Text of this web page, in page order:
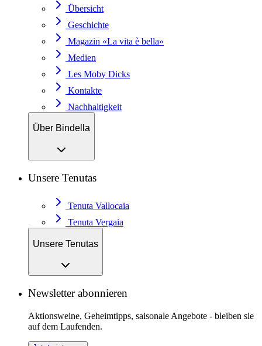
Übersicht
Geschichte
Magazin «La vita è bella»
Medien
Les Moby Dicks
Kontakte
Nachhaltigkeit
Über Bindella
Unsere Tenutas
Tenuta Vallocaia
Tenuta Vergaia
Unsere Tenutas
Newsletter abonnieren
Aktionsweine, Geheimtipps, saisonale Angebote - bleiben sie
auf dem Laufenden.